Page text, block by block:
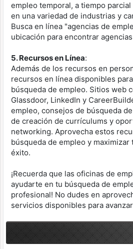
empleo temporal, a tiempo
en una variedad de industrias y
Busca en línea "agencias de
ubicación para encontrar
5. Recursos en Línea:
Además de los recursos en
recursos en línea disponibles
búsqueda de empleo. Sitios web
Glassdoor, LinkedIn y
empleo, consejos de búsqueda
de creación de currículums y
networking. Aprovecha estos
búsqueda de empleo y
éxito.
¡Recuerda que las oficinas de
ayudarte en tu búsqueda de
profesional! No dudes en
servicios disponibles para